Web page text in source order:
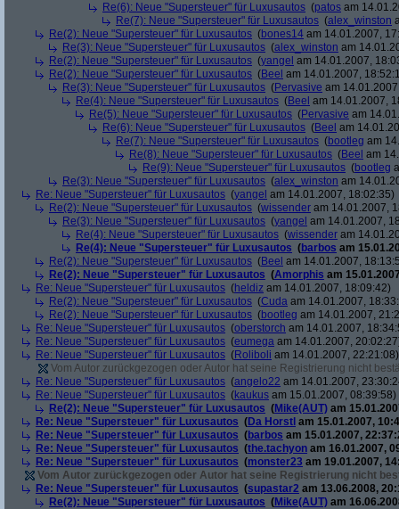
Re(6): Neue "Supersteuer" für Luxusautos (patos am
Re(7): Neue "Supersteuer" für Luxusautos (alex_winston
Re(2): Neue "Supersteuer" für Luxusautos (bones14 am 14.01.2007,
Re(3): Neue "Supersteuer" für Luxusautos (alex_winston am
Re(2): Neue "Supersteuer" für Luxusautos (yangel am 14.01.2007,
Re(2): Neue "Supersteuer" für Luxusautos (Beel am 14.01.2007,
Re(3): Neue "Supersteuer" für Luxusautos (Pervasive am
Re(4): Neue "Supersteuer" für Luxusautos (Beel am 14.01.2007,
Re(5): Neue "Supersteuer" für Luxusautos (Pervasive am
Re(6): Neue "Supersteuer" für Luxusautos (Beel am
Re(7): Neue "Supersteuer" für Luxusautos (bootleg am
Re(8): Neue "Supersteuer" für Luxusautos (Beel am
Re(9): Neue "Supersteuer" für Luxusautos (bootleg
Re(3): Neue "Supersteuer" für Luxusautos (alex_winston am
Re: Neue "Supersteuer" für Luxusautos (yangel am 14.01.2007, 18:02:35)
Re(2): Neue "Supersteuer" für Luxusautos (wissender am 14.01.2007,
Re(3): Neue "Supersteuer" für Luxusautos (yangel am 14.01.2007,
Re(4): Neue "Supersteuer" für Luxusautos (wissender am
Re(4): Neue "Supersteuer" für Luxusautos (barbos am
Re(2): Neue "Supersteuer" für Luxusautos (Beel am 14.01.2007,
Re(2): Neue "Supersteuer" für Luxusautos (Amorphis am
Re: Neue "Supersteuer" für Luxusautos (heldiz am 14.01.2007, 18:09:42)
Re(2): Neue "Supersteuer" für Luxusautos (Cuda am 14.01.2007,
Re(2): Neue "Supersteuer" für Luxusautos (bootleg am 14.01.2007,
Re: Neue "Supersteuer" für Luxusautos (oberstorch am 14.01.2007,
Re: Neue "Supersteuer" für Luxusautos (eumega am 14.01.2007,
Re: Neue "Supersteuer" für Luxusautos (Roliboli am 14.01.2007, 22:21:08)
Vom Autor zurückgezogen oder Autor hat seine Registrierung nicht
Re: Neue "Supersteuer" für Luxusautos (angelo22 am 14.01.2007,
Re: Neue "Supersteuer" für Luxusautos (kaukus am 15.01.2007, 08:39:58)
Re(2): Neue "Supersteuer" für Luxusautos (Mike(AUT) am
Re: Neue "Supersteuer" für Luxusautos (Da Horstl am 15.01.2007,
Re: Neue "Supersteuer" für Luxusautos (barbos am 15.01.2007,
Re: Neue "Supersteuer" für Luxusautos (the.tachyon am 16.01.2007,
Re: Neue "Supersteuer" für Luxusautos (monster23 am 19.01.2007,
Vom Autor zurückgezogen oder Autor hat seine Registrierung nicht
Re: Neue "Supersteuer" für Luxusautos (supastar2 am 13.06.2008,
Re(2): Neue "Supersteuer" für Luxusautos (Mike(AUT) am